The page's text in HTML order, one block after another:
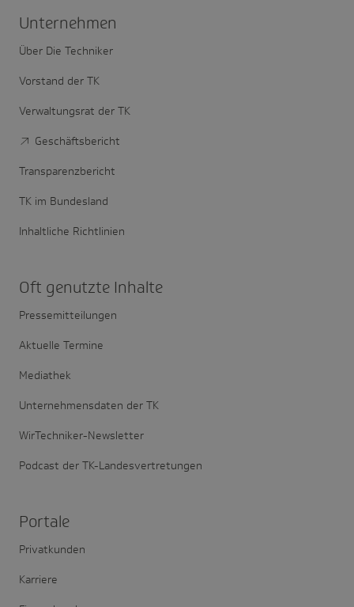
Unter­nehmen
Über Die Techniker
Vorstand der TK
Verwaltungsrat der TK
Geschäftsbericht
Transparenzbericht
TK im Bundesland
Inhaltliche Richtlinien
Oft genutzte Inhalte
Pressemitteilungen
Aktuelle Termine
Mediathek
Unternehmensdaten der TK
WirTechniker-Newsletter
Podcast der TK-Landesvertretungen
Portale
Privatkunden
Karriere